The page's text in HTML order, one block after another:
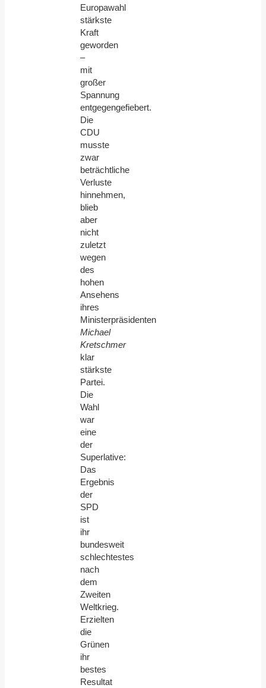
Europawahl
stärkste
Kraft
geworden
–
mit
großer
Spannung
entgegengefiebert.
Die
CDU
musste
zwar
beträchtliche
Verluste
hinnehmen,
blieb
aber
nicht
zuletzt
wegen
des
hohen
Ansehens
ihres
Ministerpräsidenten
Michael
Kretschmer
klar
stärkste
Partei.
Die
Wahl
war
eine
der
Superlative:
Das
Ergebnis
der
SPD
ist
ihr
bundesweit
schlechtestes
nach
dem
Zweiten
Weltkrieg.
Erzielten
die
Grünen
ihr
bestes
Resultat